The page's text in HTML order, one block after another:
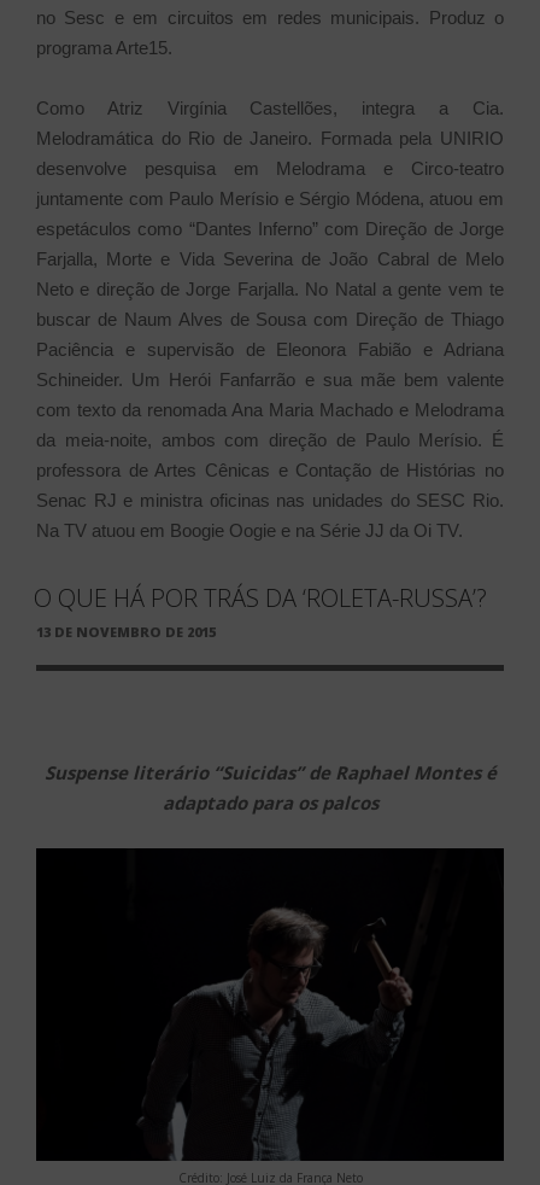
no Sesc e em circuitos em redes municipais. Produz o
programa Arte15.
Como Atriz Virgínia Castellões, integra a Cia.
Melodramática do Rio de Janeiro. Formada pela UNIRIO
desenvolve pesquisa em Melodrama e Circo-teatro
juntamente com Paulo Merísio e Sérgio Módena, atuou em
espetáculos como “Dantes Inferno” com Direção de Jorge
Farjalla, Morte e Vida Severina de João Cabral de Melo
Neto e direção de Jorge Farjalla. No Natal a gente vem te
buscar de Naum Alves de Sousa com Direção de Thiago
Paciência e supervisão de Eleonora Fabião e Adriana
Schineider. Um Herói Fanfarrão e sua mãe bem valente
com texto da renomada Ana Maria Machado e Melodrama
da meia-noite, ambos com direção de Paulo Merísio. É
professora de Artes Cênicas e Contação de Histórias no
Senac RJ e ministra oficinas nas unidades do SESC Rio.
Na TV atuou em Boogie Oogie e na Série JJ da Oi TV.
O QUE HÁ POR TRÁS DA ‘ROLETA-RUSSA’?
PUBLICADO
13 DE NOVEMBRO DE 2015
Suspense literário “Suicidas” de Raphael Montes é
adaptado para os palcos
Crédito: José Luiz da França Neto